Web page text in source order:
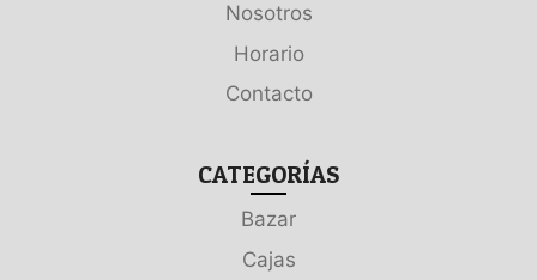
Nosotros
Horario
Contacto
CATEGORÍAS
Bazar
Cajas